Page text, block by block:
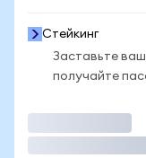
Стейкинг
Заставьте
получайте